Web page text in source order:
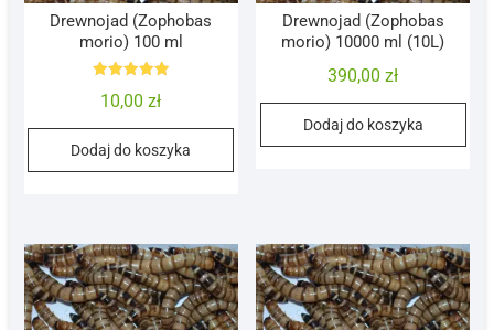
Drewnojad (Zophobas
morio) 100 ml
5.00
10,00zł
Dodaj do koszyka
Drewnojad (Zophobas
morio) 10000 ml (10L)
390,00zł
Dodaj do koszyka